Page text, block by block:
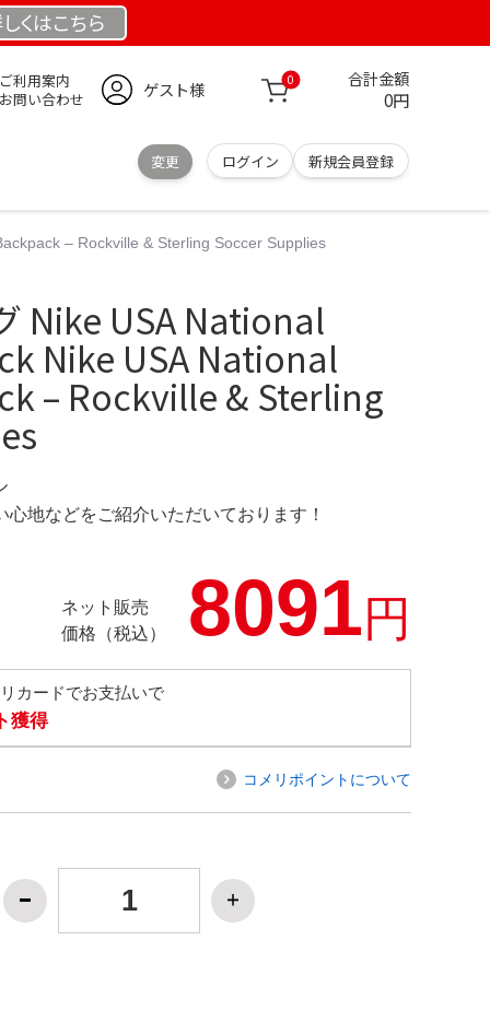
くはこちら
利用案内
問い合わせ
ゲスト様 0 合計金額
0円
変更 ログイン 新規会員登録
– Rockville & Sterling Soccer Supplies
Nike USA National
Nike USA National
– Rockville & Sterling
地などをご紹介いただいております！
ネット販売
価格（税込）
8091円
カードでお支払いで
獲得
コメリポイントについて